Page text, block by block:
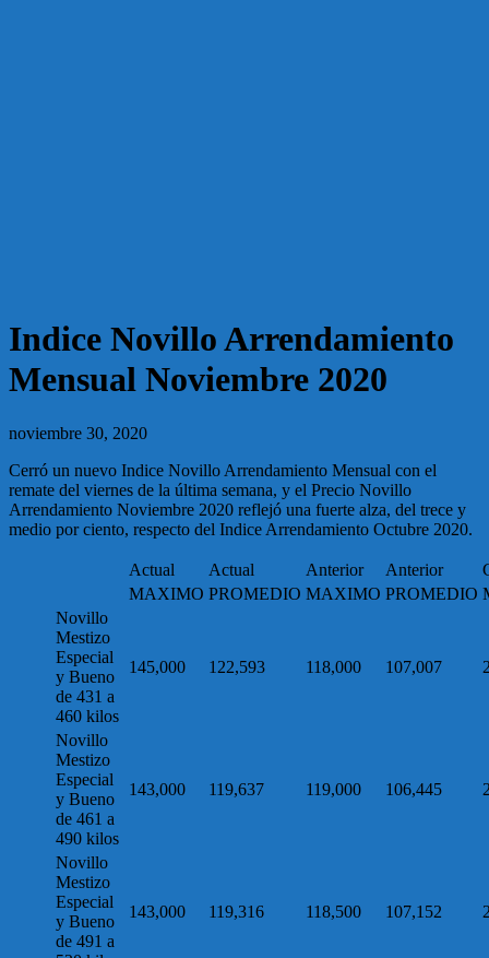
Indice Novillo Arrendamiento
Mensual Noviembre 2020
noviembre 30, 2020
Cerró un nuevo Indice Novillo Arrendamiento Mensual con el
remate del viernes de la última semana, y el Precio Novillo
Arrendamiento Noviembre 2020 reflejó una fuerte alza, del trece y
medio por ciento, respecto del Indice Arrendamiento Octubre 2020.
Actual Actual Anterior Anterior
MAXIMO PROMEDIO MAXIMO PROMEDIO
Novillo
Mestizo
Especial
y Bueno
de 431 a
460 kilos
145,000 122,593 118,000 107,007
Novillo
Mestizo
Especial
y Bueno
de 461 a
490 kilos
143,000 119,637 119,000 106,445
Novillo
Mestizo
Especial
y Bueno
de 491 a
143,000 119,316 118,500 107,152